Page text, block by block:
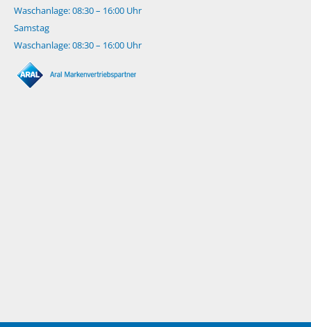
Waschanlage: 08:30 – 16:00 Uhr
Samstag
Waschanlage: 08:30 – 16:00 Uhr